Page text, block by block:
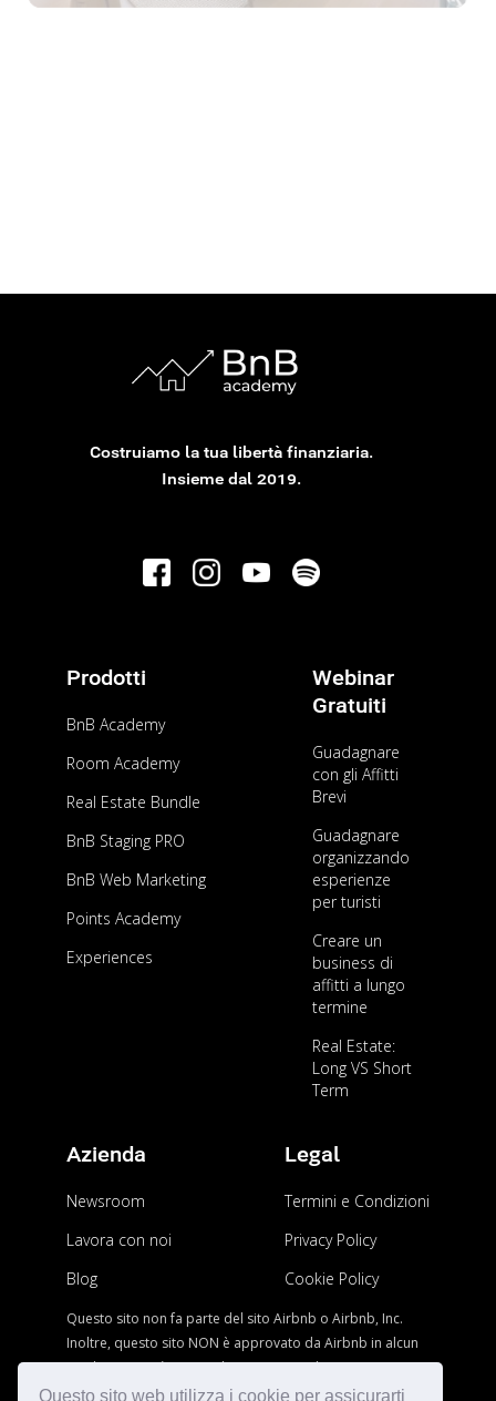
Questo sito web utilizza i cookie per assicurarti
AFFITTI BREVI
Acquisire immobili e guadagnare con AirBnb
all’epoca del Covid? Mai così facile!
Costruiamo la tua libertà finanziaria.
Insieme dal 2019.
Prodotti
BnB Academy
Room Academy
Real Estate Bundle
BnB Staging PRO
BnB Web Marketing
Points Academy
Experiences
Webinar
Gratuiti
Guadagnare
con gli Affitti
Brevi
Guadagnare
organizzando
esperienze
per turisti
Creare un
business di
affitti a lungo
termine
Real Estate:
Long VS Short
Term
Azienda
Newsroom
Lavora con noi
Blog
Legal
Termini e Condizioni
Privacy Policy
Cookie Policy
Questo sito non fa parte del sito Airbnb o Airbnb, Inc.
Inoltre, questo sito NON è approvato da Airbnb in alcun
modo.AIRBNB è un marchio registrato di AIRBNB, Inc.